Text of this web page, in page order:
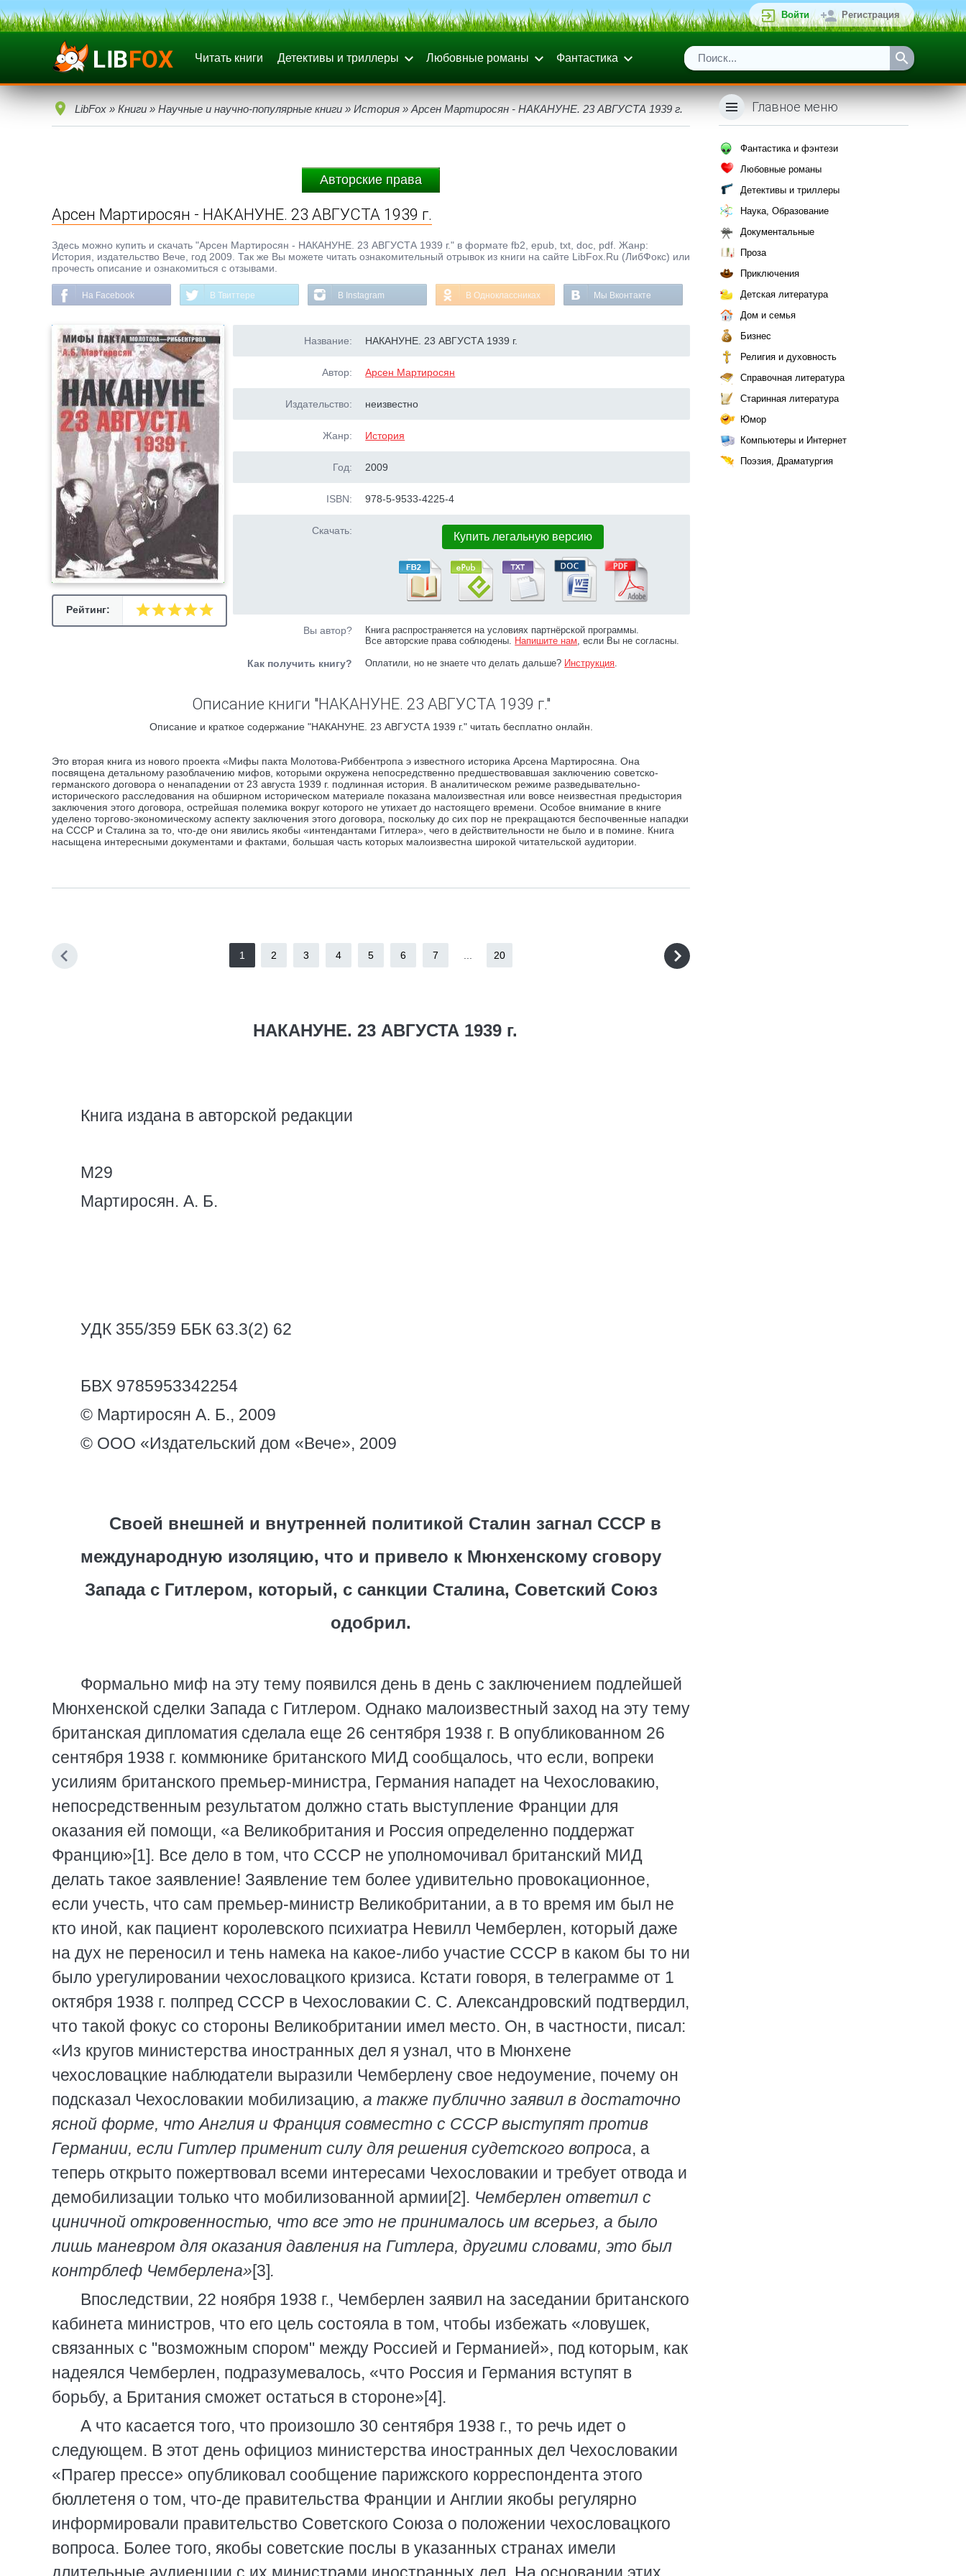
Войти Регистрация
Читать книги Детективы и триллеры Любовные романы Фантастика
LibFox » Книги » Научные и научно-популярные книги » История » Арсен Мартиросян - НАКАНУНЕ. 23 АВГУСТА 1939 г.
Авторские права
Арсен Мартиросян - НАКАНУНЕ. 23 АВГУСТА 1939 г.
Здесь можно купить и скачать "Арсен Мартиросян - НАКАНУНЕ. 23 АВГУСТА 1939 г." в формате fb2, epub, txt, doc, pdf. Жанр:
История, издательство Вече, год 2009. Так же Вы можете читать ознакомительный отрывок из книги на сайте LibFox.Ru (ЛибФокс) или
прочесть описание и ознакомиться с отзывами.
На Facebook В Твиттере В Instagram В Одноклассниках Мы Вконтакте
Рейтинг:
Название: НАКАНУНЕ. 23 АВГУСТА 1939 г.
Автор: Арсен Мартиросян
Издательство: неизвестно
Жанр: История
Год: 2009
ISBN: 978-5-9533-4225-4
Скачать: Купить легальную версию
Вы автор?
Книга распространяется на условиях партнёрской программы.
Все авторские права соблюдены. Напишите нам, если Вы не согласны.
Как получить книгу? Оплатили, но не знаете что делать дальше? Инструкция.
Описание книги "НАКАНУНЕ. 23 АВГУСТА 1939 г."
Описание и краткое содержание "НАКАНУНЕ. 23 АВГУСТА 1939 г." читать бесплатно онлайн.
Это вторая книга из нового проекта «Мифы пакта Молотова-Риббентропа э известного историка Арсена Мартиросяна. Она
посвящена детальному разоблачению мифов, которыми окружена непосредственно предшествовавшая заключению советско-
германского договора о ненападении от 23 августа 1939 г. подлинная история. В аналитическом режиме разведывательно-
исторического расследования на обширном историческом материале показана малоизвестная или вовсе неизвестная предыстория
заключения этого договора, острейшая полемика вокруг которого не утихает до настоящего времени. Особое внимание в книге
уделено торгово-экономическому аспекту заключения этого договора, поскольку до сих пор не прекращаются беспочвенные нападки
на СССР и Сталина за то, что-де они явились якобы «интендантами Гитлера», чего в действительности не было и в помине. Книга
насыщена интересными документами и фактами, большая часть которых малоизвестна широкой читательской аудитории.
1 2 3 4 5 6 7 20
НАКАНУНЕ. 23 АВГУСТА 1939 г.
Книга издана в авторской редакции
М29
Мартиросян. А. Б.
УДК 355/359 ББК 63.3(2) 62
БВХ 9785953342254
© Мартиросян А. Б., 2009
© ООО «Издательский дом «Вече», 2009
Своей внешней и внутренней политикой Сталин загнал СССР в
международную изоляцию, что и привело к Мюнхенскому сговору
Запада с Гитлером, который, с санкции Сталина, Советский Союз
одобрил.
Формально миф на эту тему появился день в день с заключением подлейшей
Мюнхенской сделки Запада с Гитлером. Однако малоизвестный заход на эту тему
британская дипломатия сделала еще 26 сентября 1938 г. В опубликованном 26
сентября 1938 г. коммюнике британского МИД сообщалось, что если, вопреки
усилиям британского премьер-министра, Германия нападет на Чехословакию,
непосредственным результатом должно стать выступление Франции для
оказания ей помощи, «а Великобритания и Россия определенно поддержат
Францию»[1]. Все дело в том, что СССР не уполномочивал британский МИД
делать такое заявление! Заявление тем более удивительно провокационное,
если учесть, что сам премьер-министр Великобритании, а в то время им был не
кто иной, как пациент королевского психиатра Невилл Чемберлен, который даже
на дух не переносил и тень намека на какое-либо участие СССР в каком бы то ни
было урегулировании чехословацкого кризиса. Кстати говоря, в телеграмме от 1
октября 1938 г. полпред СССР в Чехословакии С. С. Александровский подтвердил,
что такой фокус со стороны Великобритании имел место. Он, в частности, писал:
«Из кругов министерства иностранных дел я узнал, что в Мюнхене
чехословацкие наблюдатели выразили Чемберлену свое недоумение, почему он
подсказал Чехословакии мобилизацию, а также публично заявил в достаточно
ясной форме, что Англия и Франция совместно с СССР выступят против
Германии, если Гитлер применит силу для решения судетского вопроса, а
теперь открыто пожертвовал всеми интересами Чехословакии и требует отвода и
демобилизации только что мобилизованной армии[2]. Чемберлен ответил с
циничной откровенностью, что все это не принималось им всерьез, а было
лишь маневром для оказания давления на Гитлера, другими словами, это был
контрблеф Чемберлена»[3].
Впоследствии, 22 ноября 1938 г., Чемберлен заявил на заседании британского
кабинета министров, что его цель состояла в том, чтобы избежать «ловушек,
связанных с "возможным спором" между Россией и Германией», под которым, как
надеялся Чемберлен, подразумевалось, «что Россия и Германия вступят в
борьбу, а Британия сможет остаться в стороне»[4].
А что касается того, что произошло 30 сентября 1938 г., то речь идет о
следующем. В этот день официоз министерства иностранных дел Чехословакии
«Прагер прессе» опубликовал сообщение парижского корреспондента этого
бюллетеня о том, что-де правительства Франции и Англии якобы регулярно
информировали правительство Советского Союза о положении чехословацкого
вопроса. Более того, якобы советские послы в указанных странах имели
Главное меню
Фантастика и фэнтези
Любовные романы
Детективы и триллеры
Наука, Образование
Документальные
Проза
Приключения
Детская литература
Дом и семья
Бизнес
Религия и духовность
Справочная литература
Старинная литература
Юмор
Компьютеры и Интернет
Поэзия, Драматургия